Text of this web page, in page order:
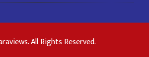
All Rights Reserved.